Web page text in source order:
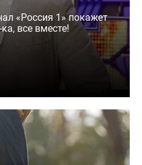
«Россия 1» покажет
все вместе!